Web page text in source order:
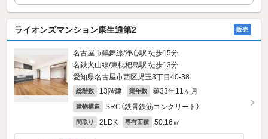
ライオンズマンション康生通第2 販売
名古屋市鶴舞線/浄心駅 徒歩15分
名鉄犬山線/東枇杷島駅 徒歩13分
愛知県名古屋市西区児玉3丁目40-38
総階数 13階建 築年数 築33年11ヶ月
建物構造 SRC（鉄骨鉄筋コンクリート）
間取り 2LDK 専有面積 50.16㎡